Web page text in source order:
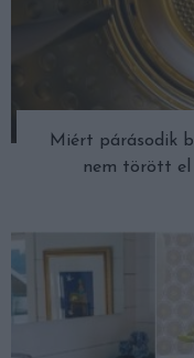
Miért párásodik
nem törött el